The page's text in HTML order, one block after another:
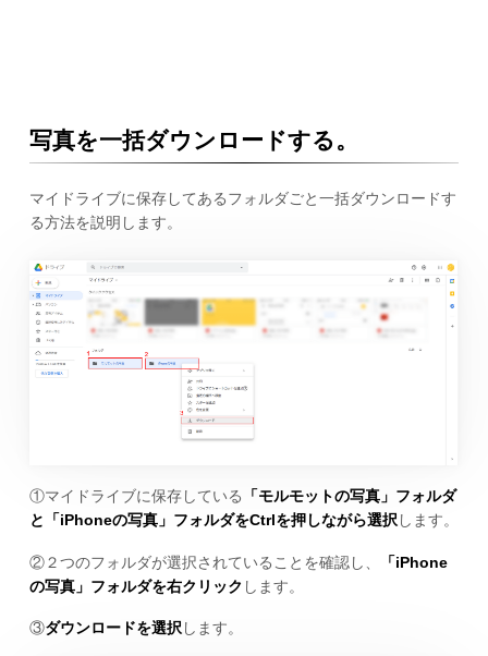
写真を一括ダウンロードする。
マイドライブに保存してあるフォルダごと一括ダウンロードす
る方法を説明します。
①マイドライブに保存している
「モルモットの写真」フォルダ
と「iPhoneの写真」フォルダをCtrlを押しながら選択 します。
②２つのフォルダが選択されていることを確認し、
「iPhone
の写真」フォルダを右クリック します。
③ダウンロードを選択します。